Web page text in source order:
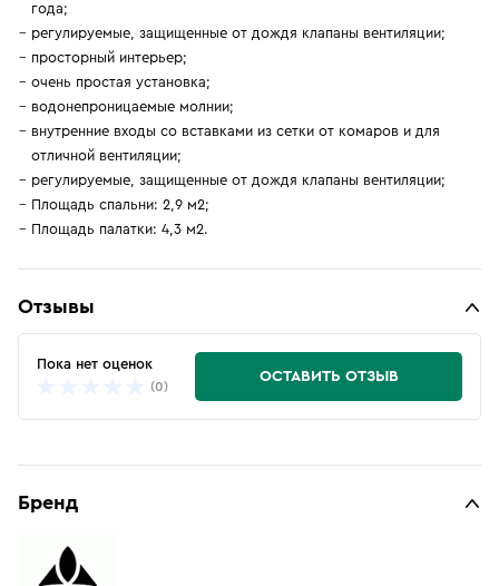
года;
регулируемые, защищенные от дождя клапаны вентиляции;
просторный интерьер;
очень простая установка;
водонепроницаемые молнии;
внутренние входы со вставками из сетки от комаров и для
отличной вентиляции;
регулируемые, защищенные от дождя клапаны вентиляции;
Площадь спальни: 2,9 м2;
Площадь палатки: 4,3 м2.
Отзывы
Пока нет оценок
(0)
ОСТАВИТЬ ОТЗЫВ
Бренд